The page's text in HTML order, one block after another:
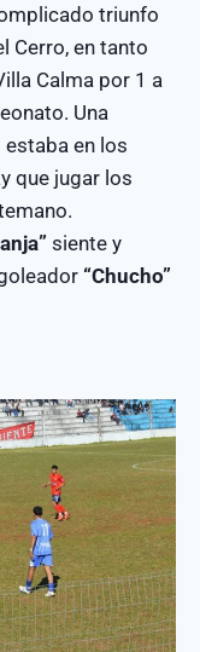
triunfo
Cerro, en tanto
Calma por 1 a
Una
en los
que jugar los
siente y
“Chucho”